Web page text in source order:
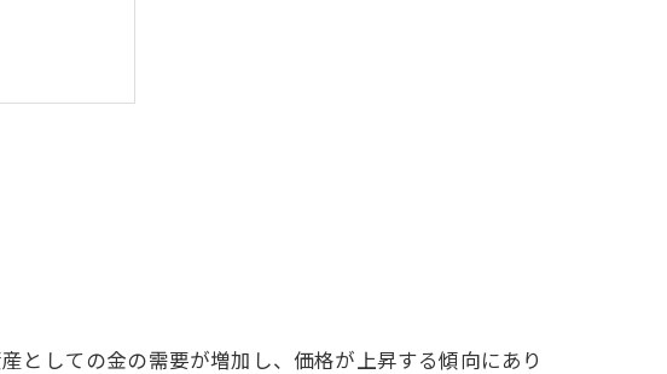
ク
としての金の需要が増加し、価格が上昇する傾向にあり